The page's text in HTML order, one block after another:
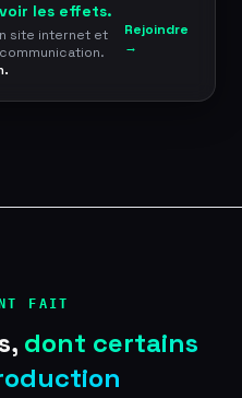
les effets.
site internet et
Rejoindre
→
FAIT
dont certains